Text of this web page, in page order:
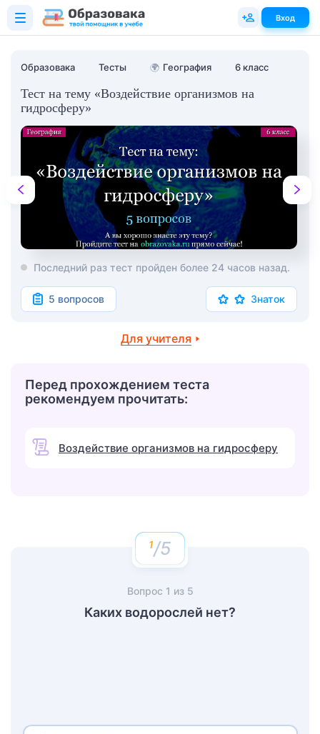
Образовака Тесты 🌍 География 6 класс
Тест на тему «Воздействие организмов на
гидросферу»
Последний раз тест пройден более 24 часов назад.
5 вопросов Знаток
Для учителя
Перед прохождением теста
рекомендуем прочитать:
Воздействие организмов на гидросферу
/5
Вопрос 1 из 5
Каких водорослей нет?
Вход